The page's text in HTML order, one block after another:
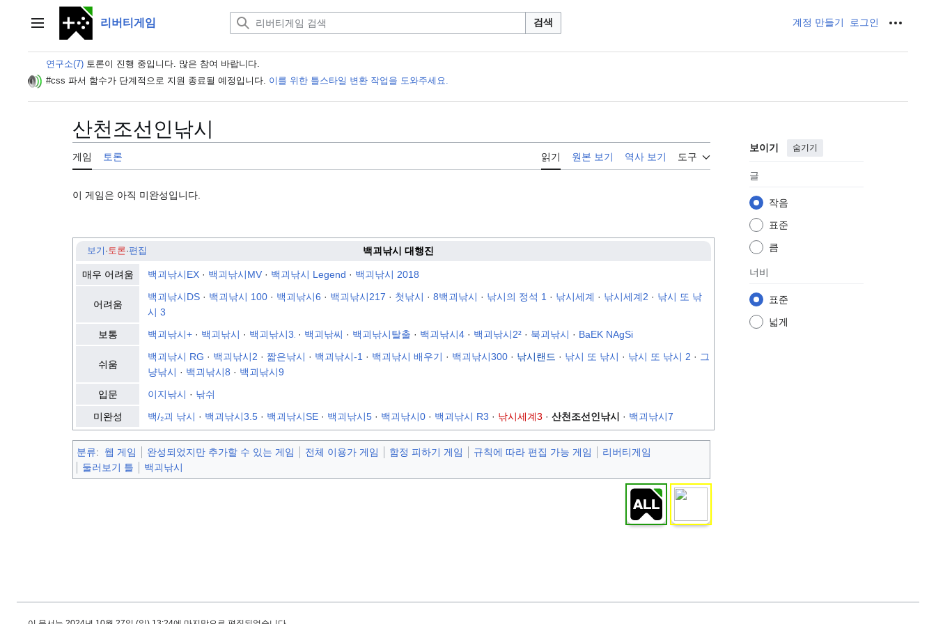
주 메뉴 리버티게임 검색 계정 만들기 로그인 개인 도구
연구소(7)토론이 진행 중입니다. 많은 참여 바랍니다.
#css 파서 함수가 단계적으로 지원 종료될 예정입니다. 이를 위한 틀스타일 변환 작업을 도와주세요.
산천조선인낚시
게임 토론 읽기 원본 보기 역사 보기 도구
보이기 숨기기
글
작음
표준
큼
너비
표준
넓게
이 게임은 아직 미완성입니다
보기 ·토론·편집 백괴낚시 대행진
매우 어려움 백괴낚시EX · 백괴낚시MV · 백괴낚시 Legend · 백괴낚시 2018
어려움
백괴낚시DS · 백괴낚시 100 · 백괴낚시6 · 백괴낚시217 · 첫낚시 · 8백괴낚시 · 낚시의 정석 1 · 낚시세계 · 낚시세계2 · 낚시 또 낚
시 3
보통
백괴낚시+ · 백괴낚시 · 백괴낚시3. · 백괴낚씨 · 백괴낚시탈출 · 백괴낚시4 · 백괴낚시2² · 북괴낚시 · BaEK NAgSi
쉬움
백괴낚시 RG · 백괴낚시2 · 짧은낚시 · 백괴낚시-1 · 백괴낚시 배우기 · 백괴낚시300 · 낚시랜드 · 낚시 또 낚시 · 낚시 또 낚시 2 · 그
냥낚시 · 백괴낚시8 · 백괴낚시9
입문
이지낚시 · 낚쉬
미완성
백/₂괴 낚시 · 백괴낚시3.5 · 백괴낚시SE · 백괴낚시5 · 백괴낚시0 · 백괴낚시 R3 · 낚시세계3 · 산천조선인낚시 · 백괴낚시7
분류: 웹 게임 완성되었지만 추가할 수 있는 게임 전체 이용가 게임 함정 피하기 게임 규칙에 따라 편집 가능 게임
리버티게임
둘러보기 틀
백괴낚시